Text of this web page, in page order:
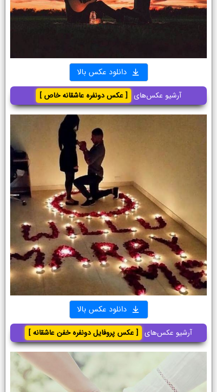
دانلود عکس بالا
آرشیو عکس‌های [ عکس دونفره عاشقانه خاص ]
دانلود عکس بالا
آرشیو عکس‌های [ عکس پروفایل دونفره خفن عاشقانه ]